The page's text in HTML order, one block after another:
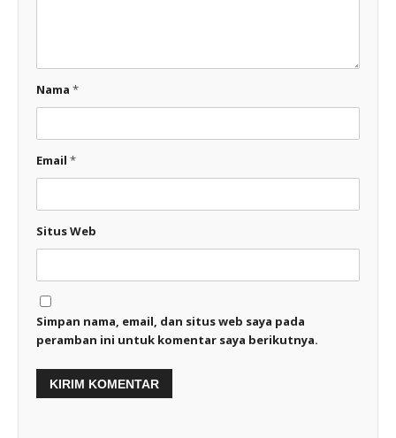
Nama *
Email *
Situs Web
Simpan nama, email, dan situs web saya pada
peramban ini untuk komentar saya berikutnya.